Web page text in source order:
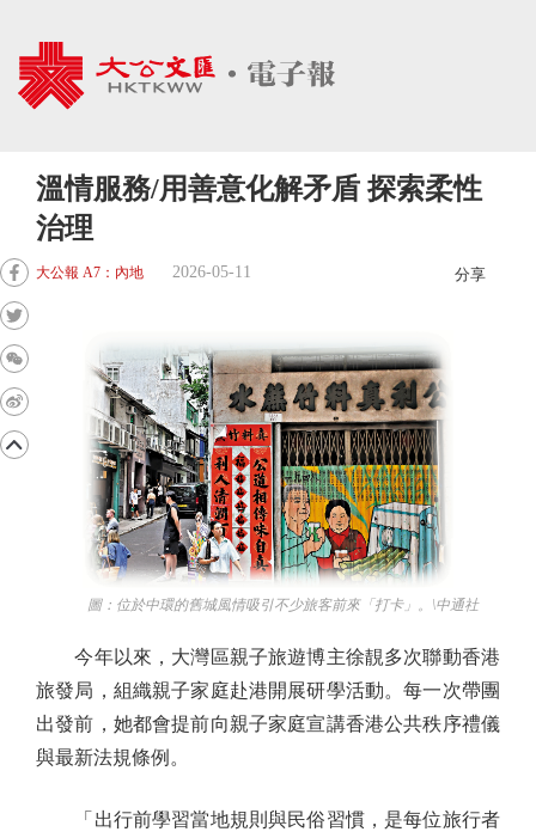
溫情服務/用善意化解矛盾 探索柔性
治理
大公報 A7：內地 2026-05-11 分享
圖：位於中環的舊城風情吸引不少旅客前來「打卡」。\中通社
今年以來，大灣區親子旅遊博主徐靚多次聯動香港
旅發局，組織親子家庭赴港開展研學活動。每一次帶團
出發前，她都會提前向親子家庭宣講香港公共秩序禮儀
與最新法規條例。
「出行前學習當地規則與民俗習慣，是每位旅行者